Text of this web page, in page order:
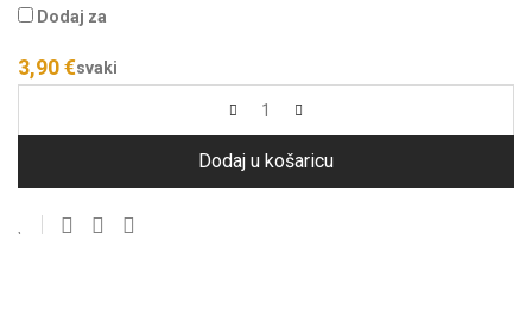
Dodaj za
3,90€svaki
Dodaj u košaricu